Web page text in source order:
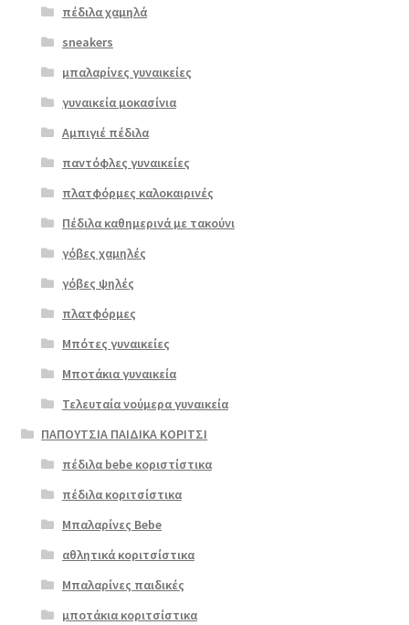
Επιλο
πέδιλα χαμηλά
sneakers
μπαλαρίνες γυναικείες
γυναικεία μοκασίνια
Αμπιγιέ πέδιλα
παντόφλες γυναικείες
πλατφόρμες καλοκαιρινές
Πέδιλα καθημερινά με τακούνι
γόβες χαμηλές
γόβες ψηλές
πλατφόρμες
Μπότες γυναικείες
Μποτάκια γυναικεία
Τελευταία νούμερα γυναικεία
ΠΑΠΟΥΤΣΙΑ ΠΑΙΔΙΚΑ ΚΟΡΙΤΣΙ
πέδιλα bebe κοριστίστικα
πέδιλα κοριτσίστικα
Μπαλαρίνες Bebe
αθλητικά κοριτσίστικα
Μπαλαρίνες παιδικές
μποτάκια κοριτσίστικα